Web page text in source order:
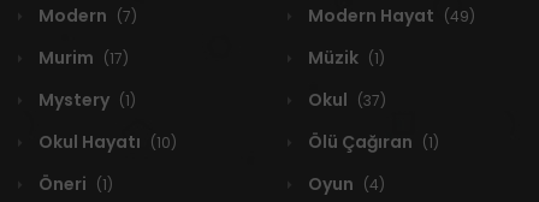
Modern (7) Modern Hayat (49)
Murim (17) Müzik (1)
Mystery (1) Okul (37)
Okul Hayatı (10) Ölü Çağıran (1)
Öneri (1) Oyun (4)